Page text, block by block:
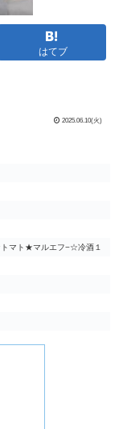
はてブ
2025.06.10(火)
マト★マルエフ−☆冷酒１